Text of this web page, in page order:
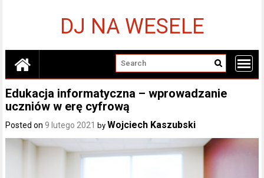
DJ NA WESELE
Edukacja informatyczna – wprowadzanie
uczniów w erę cyfrową
Posted on9 lutego 2021 by Wojciech Kaszubski